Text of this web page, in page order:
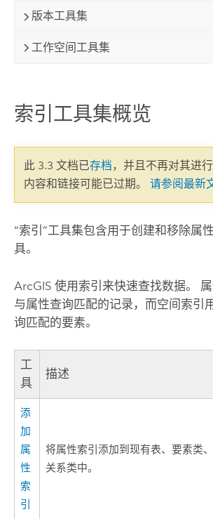
版本工具集
工作空间工具集
索引工具集概览
此 3.3 文档已存档，并且不再对其进
内容和链接可能已过期。 请参阅最新
“索引”工具集包含用于创建和移除属
具。
ArcGIS 使用索引来快速查找数据。
与属性查询匹配的记录，而空间索引
询匹配的要素。
工
具
描述
添
加
属
性
索
引
将属性索引添加到现有表、要素类
关系类中。